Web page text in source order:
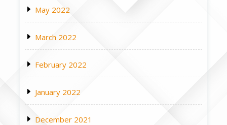
May 2022
March 2022
February 2022
January 2022
December 2021